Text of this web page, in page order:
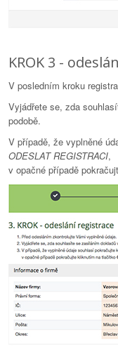
KROK 3 -
V posledním kroku
Vyjádřete se, zda
podobě.
V případě, že vyplněné
ODESLAT REGISTRACI,
v opačné případě